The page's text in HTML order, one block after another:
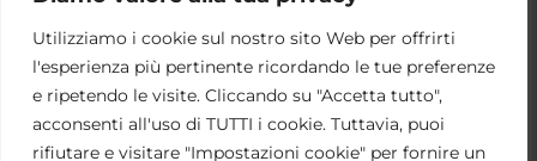
Utilizziamo i cookie sul nostro sito Web per offrirti
l'esperienza più pertinente ricordando le tue preferenze
e ripetendo le visite. Cliccando su "Accetta tutto",
acconsenti all'uso di TUTTI i cookie. Tuttavia, puoi
rifiutare e visitare "Impostazioni cookie" per fornire un